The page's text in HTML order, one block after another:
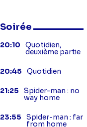
Soirée
20:10 Quotidien,
deuxième partie
20:45 Quotidien
21:25 Spider-man : no
way home
23:55 Spider-man : far
from home